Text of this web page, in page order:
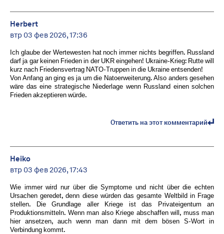
Herbert
втр 03 фев 2026, 17:36
Ich glaube der Wertewesten hat noch immer nichts begriffen. Russland
darf ja gar keinen Frieden in der UKR eingehen! Ukraine-Krieg: Rutte will
kurz nach Friedensvertrag NATO-Truppen in die Ukraine entsenden!
Von Anfang an ging es ja um die Natoerweiterung. Also anders gesehen
wäre das eine strategische Niederlage wenn Russland einen solchen
Frieden akzeptieren würde.
Ответить на этот комментарий
Heiko
втр 03 фев 2026, 17:43
Wie immer wird nur über die Symptome und nicht über die echten
Ursachen geredet, denn diese würden das gesamte Weltbild in Frage
stellen. Die Grundlage aller Kriege ist das Privateigentum an
Produktionsmitteln. Wenn man also Kriege abschaffen will, muss man
hier ansetzen, auch wenn man dann mit dem bösen S-Wort in
Verbindung kommt.